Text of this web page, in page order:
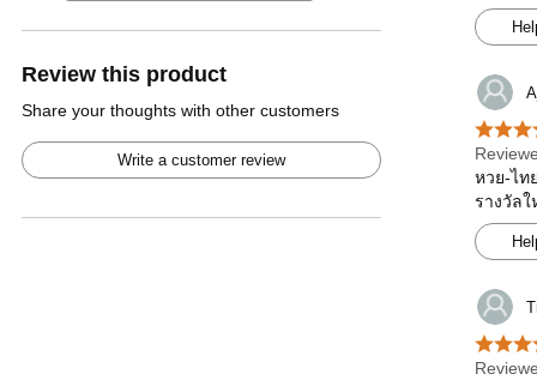
Review this product
Share your thoughts with other customers
Write a customer review
หวย-ไท
รางวัล